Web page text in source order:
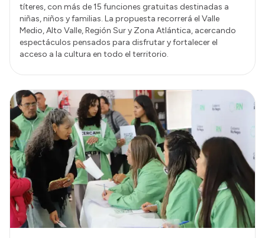
títeres, con más de 15 funciones gratuitas destinadas a
niñas, niños y familias. La propuesta recorrerá el Valle
Medio, Alto Valle, Región Sur y Zona Atlántica, acercando
espectáculos pensados para disfrutar y fortalecer el
acceso a la cultura en todo el territorio.